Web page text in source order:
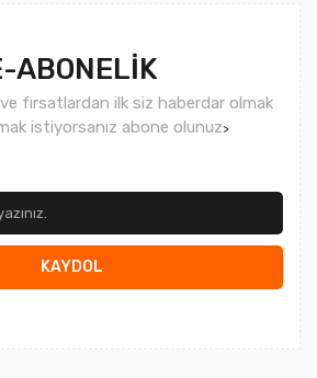
ABONELİK
fırsatlardan ilk siz haberdar olmak
istiyorsanız abone olunuz>
KAYDOL